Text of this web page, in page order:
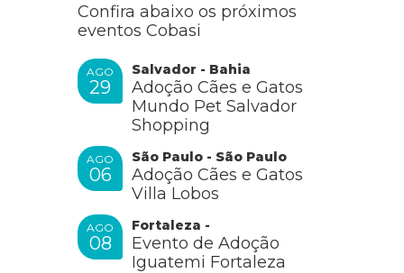
Confira abaixo os próximos
eventos Cobasi
AGO
29
Salvador - Bahia
Adoção Cães e Gatos
Mundo Pet Salvador
Shopping
AGO
06
São Paulo - São Paulo
Adoção Cães e Gatos
Villa Lobos
AGO
08
Fortaleza -
Evento de Adoção
Iguatemi Fortaleza